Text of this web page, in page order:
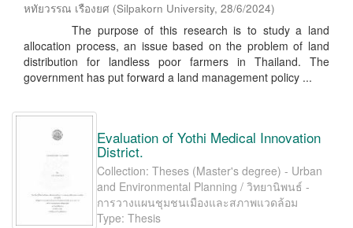
หทัยวรรณ เรืองยศ (Silpakorn University, 28/6/2024)
The purpose of this research is to study a land
allocation process, an issue based on the problem of land
distribution for landless poor farmers in Thailand. The
government has put forward a land management policy ...
Evaluation of Yothi Medical Innovation
District.
Collection: Theses (Master's degree) - Urban
and Environmental Planning / วิทยานิพนธ์ -
การวางแผนชุมชนเมืองและสภาพแวดล้อม
Type: Thesis